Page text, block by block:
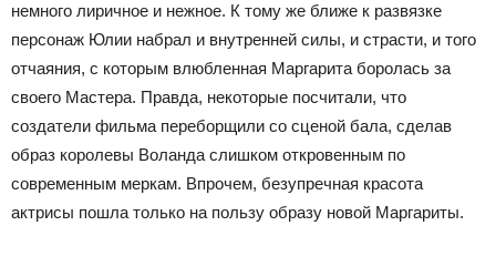
немного лиричное и нежное. К тому же ближе к развязке
персонаж Юлии набрал и внутренней силы, и страсти, и того
отчаяния, с которым влюбленная Маргарита боролась за
своего Мастера. Правда, некоторые посчитали, что
создатели фильма переборщили со сценой бала, сделав
образ королевы Воланда слишком откровенным по
современным меркам. Впрочем, безупречная красота
актрисы пошла только на пользу образу новой Маргариты.